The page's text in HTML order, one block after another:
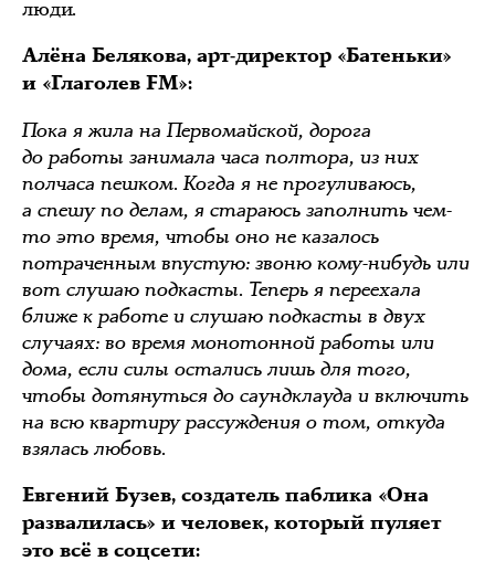
люди.
Алёна Белякова, арт-директор «Батеньки»
и «Глаголев FM»:
Пока я жила на Первомайской, дорога
до работы занимала часа полтора, из них
полчаса пешком. Когда я не прогуливаюсь,
а спешу по делам, я стараюсь заполнить чем-
то это время, чтобы оно не казалось
потраченным впустую: звоню кому-нибудь или
вот слушаю подкасты. Теперь я переехала
ближе к работе и слушаю подкасты в двух
случаях: во время монотонной работы или
дома, если силы остались лишь для того,
чтобы дотянуться до саундклауда и включить
на всю квартиру рассуждения о том, откуда
взялась любовь.
Евгений Бузев, создатель паблика «Она
развалилась» и человек, который пуляет
это всё в соцсети: